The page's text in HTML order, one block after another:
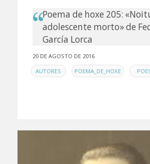
Poema de hoxe 205:
adolescente morto» de
García Lorca
20 DE AGOSTO DE 2016
EN AUTORES , POEMA_DE_HOXE ,